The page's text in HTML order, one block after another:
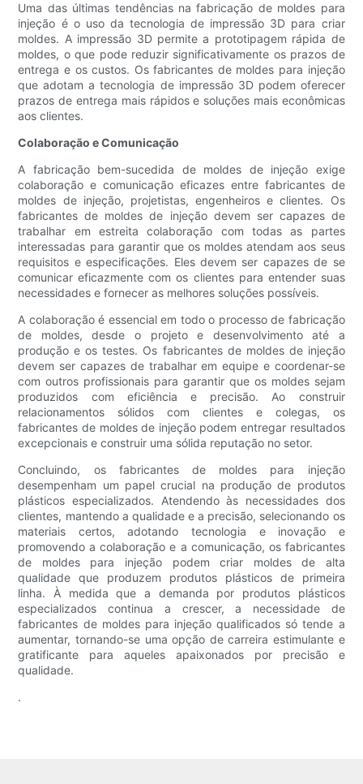
Uma das últimas tendências na fabricação de moldes para
injeção é o uso da tecnologia de impressão 3D para criar
moldes. A impressão 3D permite a prototipagem rápida de
moldes, o que pode reduzir significativamente os prazos de
entrega e os custos. Os fabricantes de moldes para injeção
que adotam a tecnologia de impressão 3D podem oferecer
prazos de entrega mais rápidos e soluções mais econômicas
aos clientes.
Colaboração e Comunicação
A fabricação bem-sucedida de moldes de injeção exige
colaboração e comunicação eficazes entre fabricantes de
moldes de injeção, projetistas, engenheiros e clientes. Os
fabricantes de moldes de injeção devem ser capazes de
trabalhar em estreita colaboração com todas as partes
interessadas para garantir que os moldes atendam aos seus
requisitos e especificações. Eles devem ser capazes de se
comunicar eficazmente com os clientes para entender suas
necessidades e fornecer as melhores soluções possíveis.
A colaboração é essencial em todo o processo de fabricação
de moldes, desde o projeto e desenvolvimento até a
produção e os testes. Os fabricantes de moldes de injeção
devem ser capazes de trabalhar em equipe e coordenar-se
com outros profissionais para garantir que os moldes sejam
produzidos com eficiência e precisão. Ao construir
relacionamentos sólidos com clientes e colegas, os
fabricantes de moldes de injeção podem entregar resultados
excepcionais e construir uma sólida reputação no setor.
Concluindo, os fabricantes de moldes para injeção
desempenham um papel crucial na produção de produtos
plásticos especializados. Atendendo às necessidades dos
clientes, mantendo a qualidade e a precisão, selecionando os
materiais certos, adotando tecnologia e inovação e
promovendo a colaboração e a comunicação, os fabricantes
de moldes para injeção podem criar moldes de alta
qualidade que produzem produtos plásticos de primeira
linha. À medida que a demanda por produtos plásticos
especializados continua a crescer, a necessidade de
fabricantes de moldes para injeção qualificados só tende a
aumentar, tornando-se uma opção de carreira estimulante e
gratificante para aqueles apaixonados por precisão e
qualidade.
.